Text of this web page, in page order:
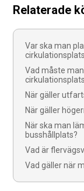
Relaterade
Var ska man
Vad måste
När gäller
När gäller
När ska man
busshållplats?
Vad är
Vad gäller när